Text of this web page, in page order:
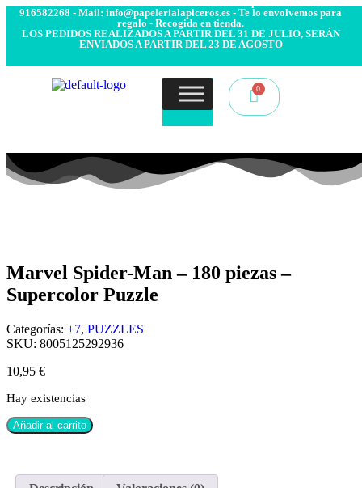
916582268 - Mail: info@papelerialapiceros.es - Te lo envolvemos para
regalo - Recogida en tienda.
LOS PEDIDOS REALIZADOS A PARTIR DEL 31 DE JULIO, SERÁN
ENVIADOS A PARTIR DEL 23 DE AGOSTO
Marvel Spider-Man – 180 piezas –
Supercolor Puzzle
Categorías: +7, PUZZLES
SKU: 8005125292936
10,95 €
Hay existencias
Añadir al carrito